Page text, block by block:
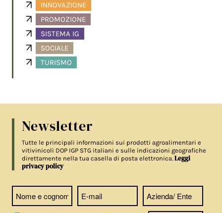
INNOVAZIONE
PROMOZIONE
SISTEMA IG
SOCIALE
TURISMO
Newsletter
Tutte le principali informazioni sui prodotti agroalimentari e
vitivinicoli DOP IGP STG italiani e sulle indicazioni geografiche
direttamente nella tua casella di posta elettronica.Leggi
privacy policy